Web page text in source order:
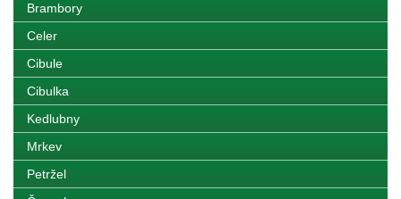
Brambory
Celer
Cibule
Cibulka
Kedlubny
Mrkev
Petržel